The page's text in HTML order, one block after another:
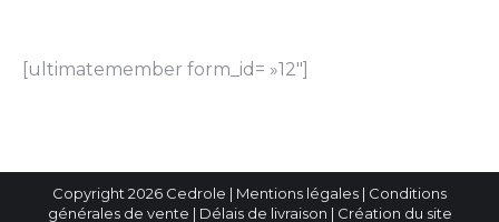
[ultimatemember form_id= »12″]
Copyright 2026 Cedrole | Mentions légales | Conditions
générales de vente | Délais de livraison | Création du site